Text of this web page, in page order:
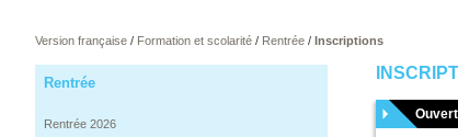
Version française/ Formation et scolarité/ Rentrée/ Inscriptions
Rentrée
Rentrée 2026